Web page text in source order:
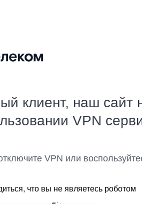
клиент, наш сайт
VPN
VPN или
что вы не являетесь роботом